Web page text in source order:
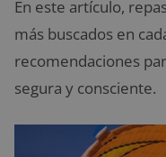
En este artículo,
más buscados en
recomendaciones
segura y consciente.